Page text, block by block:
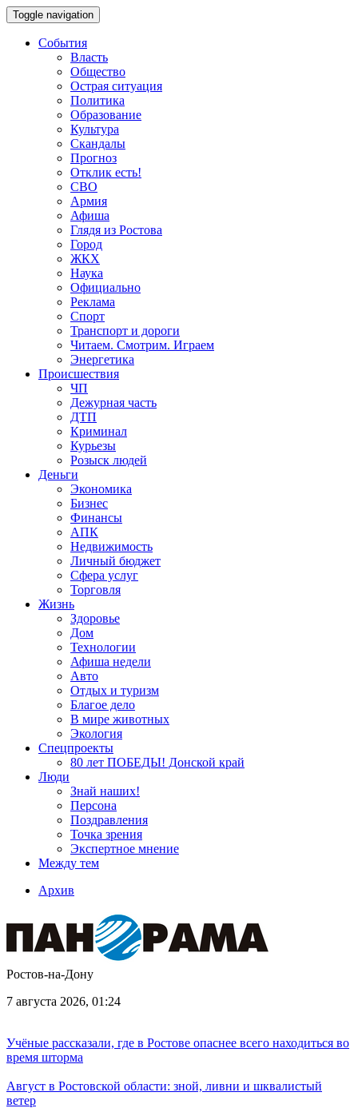
Toggle navigation
События
Власть
Общество
Острая ситуация
Политика
Образование
Культура
Скандалы
Прогноз
Отклик есть!
СВО
Армия
Афиша
Глядя из Ростова
Город
ЖКХ
Наука
Официально
Реклама
Спорт
Транспорт и дороги
Читаем. Смотрим. Играем
Энергетика
Происшествия
ЧП
Дежурная часть
ДТП
Криминал
Курьезы
Розыск людей
Деньги
Экономика
Бизнес
Финансы
АПК
Недвижимость
Личный бюджет
Сфера услуг
Торговля
Жизнь
Здоровье
Дом
Технологии
Афиша недели
Авто
Отдых и туризм
Благое дело
В мире животных
Экология
Спецпроекты
80 лет ПОБЕДЫ! Донской край
Люди
Знай наших!
Персона
Поздравления
Точка зрения
Экспертное мнение
Между тем
Архив
Ростов-на-Дону
7 августа 2026, 01:24
Учёные рассказали, где в Ростове опаснее всего находиться во
время шторма
Август в Ростовской области: зной, ливни и шквалистый
ветер